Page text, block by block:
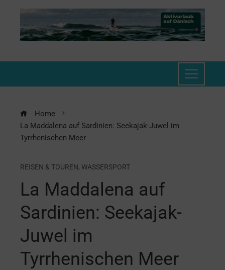
Home
La Maddalena auf Sardinien: Seekajak-Juwel im
Tyrrhenischen Meer
REISEN & TOUREN, WASSERSPORT
La Maddalena auf
Sardinien: Seekajak-
Juwel im
Tyrrhenischen Meer